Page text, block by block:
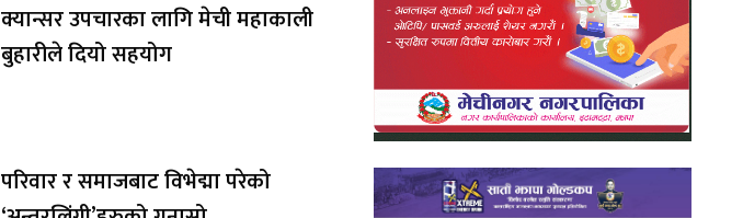
क्यान्सर उपचारका लागि मेची महाकाली
बुहारीले दियो सहयोग
परिवार र समाजबाट विभेद्मा परेको